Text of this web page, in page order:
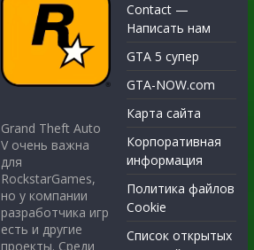
Grand Theft Auto
V очень важна
для
RockstarGames,
но у компании
разработчика игр
есть и другие
проекты. Среди
Contact —
Написать нам
GTA 5 супер
GTA-NOW.com
Карта сайта
Корпоративная
информация
Политика файлов
Cookie
Список открытых